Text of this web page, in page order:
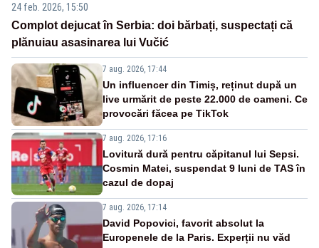
24 feb. 2026, 15:50
Complot dejucat în Serbia: doi bărbați, suspectați că
plănuiau asasinarea lui Vučić
7 aug. 2026, 17:44
Un influencer din Timiș, reținut după un
live urmărit de peste 22.000 de oameni. Ce
provocări făcea pe TikTok
7 aug. 2026, 17:16
Lovitură dură pentru căpitanul lui Sepsi.
Cosmin Matei, suspendat 9 luni de TAS în
cazul de dopaj
7 aug. 2026, 17:14
David Popovici, favorit absolut la
Europenele de la Paris. Experții nu văd